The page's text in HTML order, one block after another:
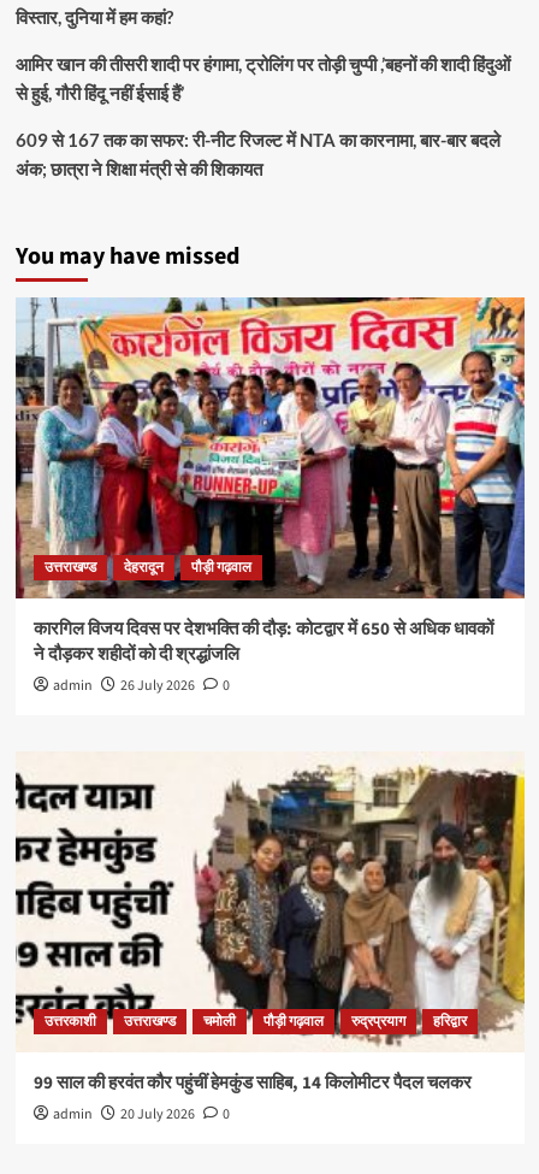
विस्तार, दुनिया में हम कहां?
आमिर खान की तीसरी शादी पर हंगामा, ट्रोलिंग पर तोड़ी चुप्पी ,’बहनों की शादी हिंदुओं
से हुई, गौरी हिंदू नहीं ईसाई हैं’
609 से 167 तक का सफर: री-नीट रिजल्ट में NTA का कारनामा, बार-बार बदले
अंक; छात्रा ने शिक्षा मंत्री से की शिकायत
You may have missed
उत्तराखण्ड देहरादून पौड़ी गढ़वाल
कारगिल विजय दिवस पर देशभक्ति की दौड़: कोटद्वार में 650 से अधिक धावकों
ने दौड़कर शहीदों को दी श्रद्धांजलि
admin 26 July 2026 0
उत्तरकाशी उत्तराखण्ड चमोली पौड़ी गढ़वाल रुद्रप्रयाग हरिद्वार
99 साल की हरवंत कौर पहुंचीं हेमकुंड साहिब, 14 किलोमीटर पैदल चलकर
admin 20 July 2026 0